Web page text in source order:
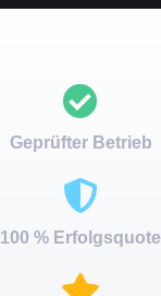
Geprüfter Betrieb
100 % Erfolgsquote